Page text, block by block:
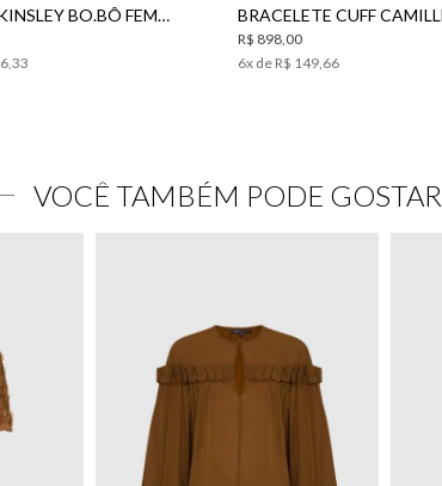
BRINCO KINSLEY BO.BÔ FEMININO
R$ 898,00
6x de R$ 149,66
VOCÊ TAMBÉM PODE GOSTAR